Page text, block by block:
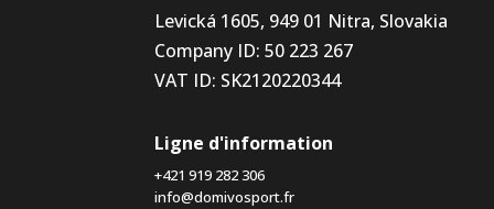
Levická 1605, 949 01 Nitra, Slovakia
Company ID: 50 223 267
VAT ID: SK2120220344
Ligne d'information
+421 919 282 306
info@domivosport.fr